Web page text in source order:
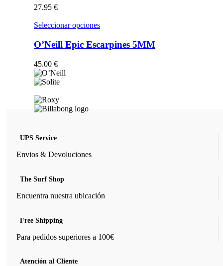
opciones
se
pueden
elegir
27.95 €
Seleccionar opcionesEste
tiene
múltiples
O’Neill Epic Escarpines 5MM
45.00 €
UPS Service
Envios & Devoluciones
The Surf Shop
Encuentra nuestra ubicación
Free Shipping
Para pedidos superiores a 100€
Atención al Cliente